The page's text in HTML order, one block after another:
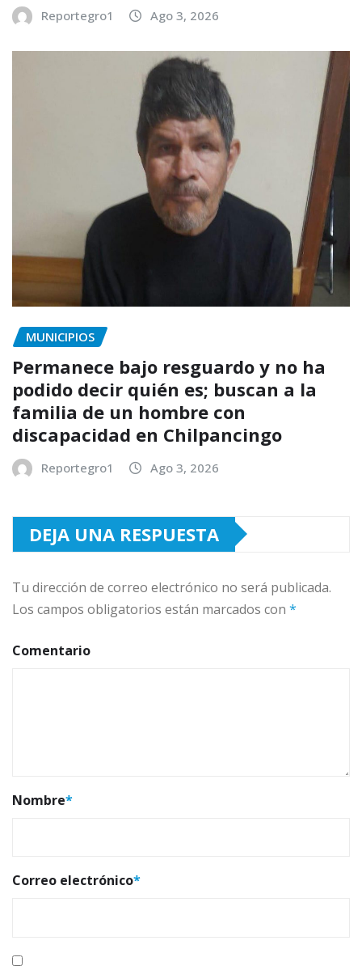
Reportegro1 Ago 3, 2026
MUNICIPIOS
Permanece bajo resguardo y no ha
podido decir quién es; buscan a la
familia de un hombre con
discapacidad en Chilpancingo
Reportegro1 Ago 3, 2026
DEJA UNA RESPUESTA
Tu dirección de correo electrónico no será publicada.
Los campos obligatorios están marcados con *
Comentario
Nombre*
Correo electrónico*